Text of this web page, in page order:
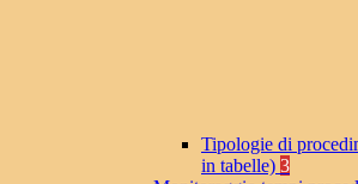
Tipologie di
in tabelle) 3